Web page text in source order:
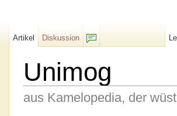
Unimog
aus Kamelopedia, der
Artikel
Diskussion